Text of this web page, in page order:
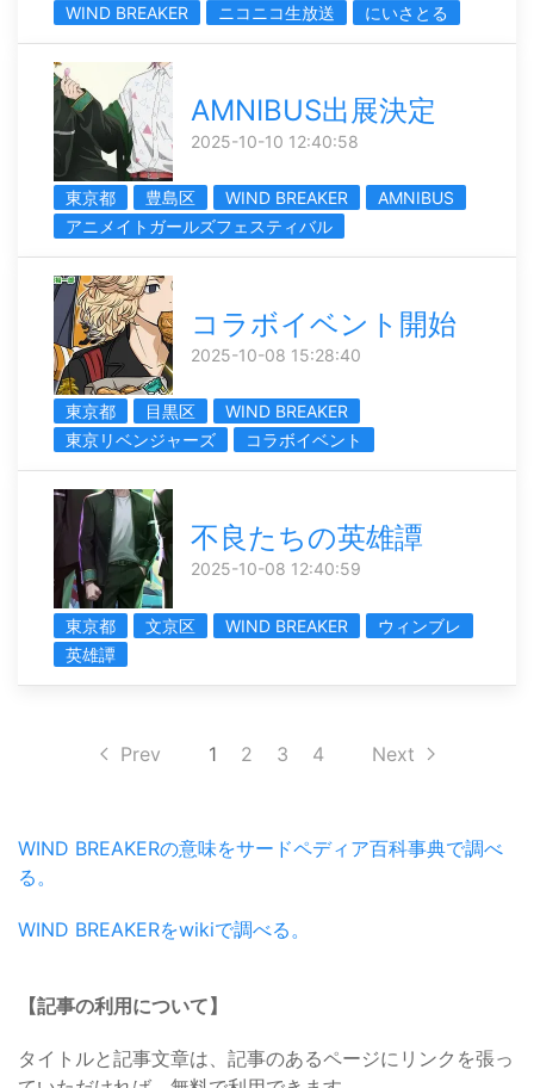
WIND BREAKER
ニコニコ生放送 にいさとる
AMNIBUS出展決定
2025-10-10 12:40:58
東京都 豊島区 WIND BREAKER
AMNIBUS
アニメイトガールズフェスティバル
コラボイベント開始
2025-10-08 15:28:40
東京都 目黒区
WIND BREAKER
東京リベンジャーズ
コラボイベント
不良たちの英雄譚
2025-10-08 12:40:59
東京都 文京区 WIND BREAKER
ウィンブレ
英雄譚
Prev 1 2 3 4 Next
WIND BREAKERの意味をサードペディア百科事典で調べ
る。
WIND BREAKERをwikiで調べる。
【記事の利用について】
タイトルと記事文章は、記事のあるページにリンクを張っ